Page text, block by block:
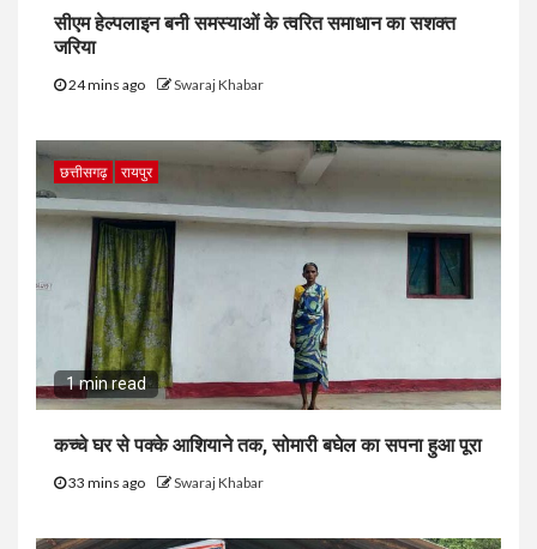
सीएम हेल्पलाइन बनी समस्याओं के त्वरित समाधान का सशक्त
जरिया
24 mins ago Swaraj Khabar
छत्तीसगढ़ रायपुर
1 min read
कच्चे घर से पक्के आशियाने तक, सोमारी बघेल का सपना हुआ पूरा
33 mins ago Swaraj Khabar